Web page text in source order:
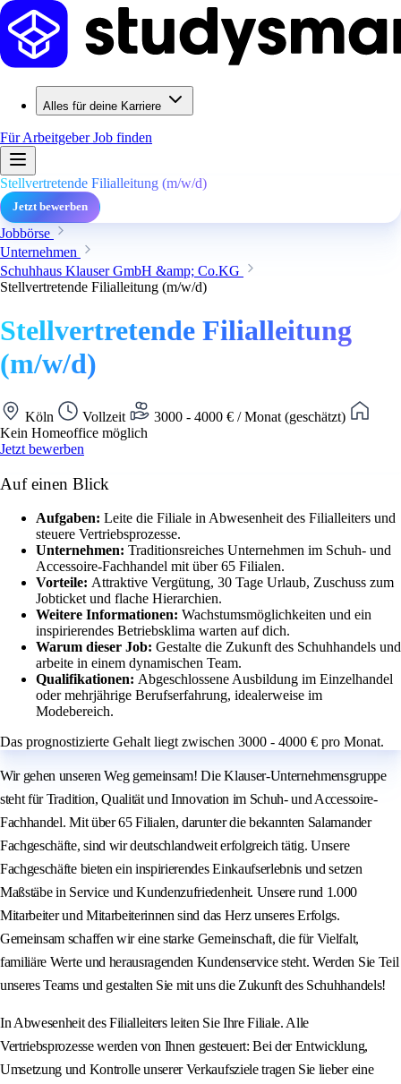
Alles für deine Karriere
Für ArbeitgeberJob finden
Stellvertretende Filialleitung (m/w/d)
Jetzt bewerben
Jobbörse
Unternehmen
Schuhhaus Klauser GmbH &amp; Co.KG
Stellvertretende Filialleitung (m/w/d)
Stellvertretende Filialleitung
(m/w/d)
Köln Vollzeit
3000 - 4000 € / Monat (geschätzt)
Kein Homeoffice möglich
Jetzt bewerben
Auf einen Blick
Aufgaben: Leite die Filiale in Abwesenheit des Filialleiters und
steuere Vertriebsprozesse.
Unternehmen: Traditionsreiches Unternehmen im Schuh- und
Accessoire-Fachhandel mit über 65 Filialen.
Vorteile: Attraktive Vergütung, 30 Tage Urlaub, Zuschuss zum
Jobticket und flache Hierarchien.
Weitere Informationen: Wachstumsmöglichkeiten und ein
inspirierendes Betriebsklima warten auf dich.
Warum dieser Job: Gestalte die Zukunft des Schuhhandels und
arbeite in einem dynamischen Team.
Qualifikationen: Abgeschlossene Ausbildung im Einzelhandel
oder mehrjährige Berufserfahrung, idealerweise im
Modebereich.
Das prognostizierte Gehalt liegt zwischen 3000 - 4000 € pro Monat.
Wir gehen unseren Weg gemeinsam! Die Klauser-Unternehmensgruppe
steht für Tradition, Qualität und Innovation im Schuh- und Accessoire-
Fachhandel. Mit über 65 Filialen, darunter die bekannten Salamander
Fachgeschäfte, sind wir deutschlandweit erfolgreich tätig. Unsere
Fachgeschäfte bieten ein inspirierendes Einkaufserlebnis und setzen
Maßstäbe in Service und Kundenzufriedenheit. Unsere rund 1.000
Mitarbeiter und Mitarbeiterinnen sind das Herz unseres Erfolgs.
Gemeinsam schaffen wir eine starke Gemeinschaft, die für Vielfalt,
familiäre Werte und herausragenden Kundenservice steht. Werden Sie Teil
unseres Teams und gestalten Sie mit uns die Zukunft des Schuhhandels!
In Abwesenheit des Filialleiters leiten Sie Ihre Filiale. Alle
Vertriebsprozesse werden von Ihnen gesteuert: Bei der Entwicklung,
Umsetzung und Kontrolle unserer Verkaufsziele tragen Sie lieber eine